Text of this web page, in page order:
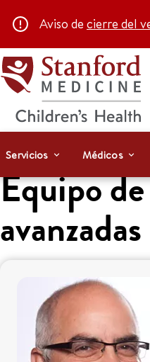
Aviso de cierre del
Servicios Médicos
Equipo